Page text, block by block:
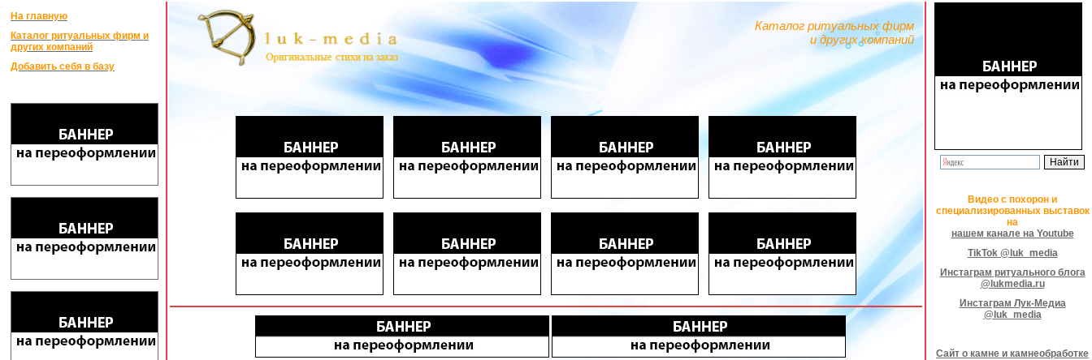
На главную
Каталог ритуальных фирм и
других компаний
Добавить себя в базу
Каталог ритуальных фирм
и других компаний
Видео с похорон и
специализированных выставок
на
нашем канале на Youtube
TikTok @luk_media
Инстаграм ритуального блога
@lukmedia.ru
Инстаграм Лук-Медиа
@luk_media
Сайт о камне и камнеобработке